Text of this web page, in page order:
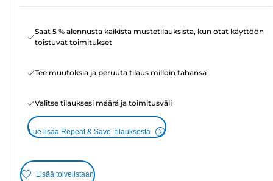
Saat 5 % alennusta kaikista mustetilauksista, kun otat käyttöön
toistuvat toimitukset
Tee muutoksia ja peruuta tilaus milloin tahansa
Valitse tilauksesi määrä ja toimitusväli
Lue lisää Repeat & Save -tilauksesta
Lisää toivelistaan